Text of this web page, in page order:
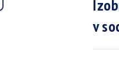
v